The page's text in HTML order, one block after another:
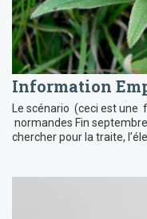
Information
Le scénario (ceci est une
normandes Fin
chercher pour la traite,